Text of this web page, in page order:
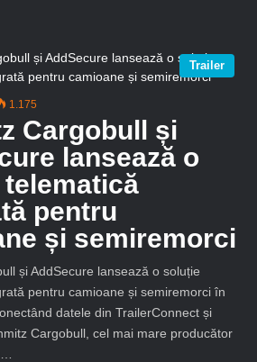
Trailer
1.175
Cargobull și
lansează o
pentru
și semiremorci
și AddSecure lansează o soluție
pentru camioane și semiremorci în
datele din TrailerConnect și
Cargobull, cel mai mare producător